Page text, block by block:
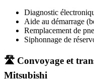
Diagnostic
Aide au démarrage
Remplacement de
Siphonnage de
🛣️ Convoyage et
Mitsubishi